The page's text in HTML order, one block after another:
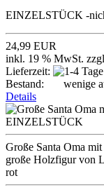
EINZELSTÜCK -
24,99 EUR
inkl. 19 % MwSt.
Lieferzeit:
Bestand:
wenige
Details
Große Santa Oma
große Holzfigur von
rot